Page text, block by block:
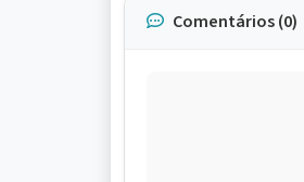
Comentários (0)